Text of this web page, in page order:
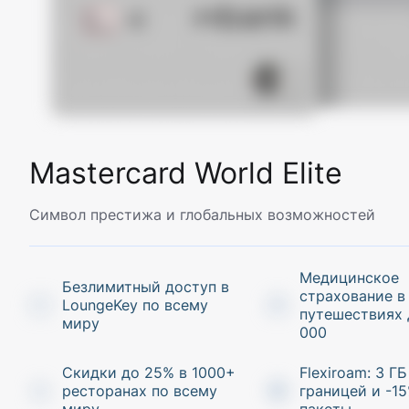
Mastercard World Elite
Cимвол престижа и глобальных возможностей
Безлимитный доступ в
LoungeKey по всему
миру
Медицинское
страхование в
000
Скидки до 25% в 1000+
ресторанах по всему
Flexiroam: 3
границей и -